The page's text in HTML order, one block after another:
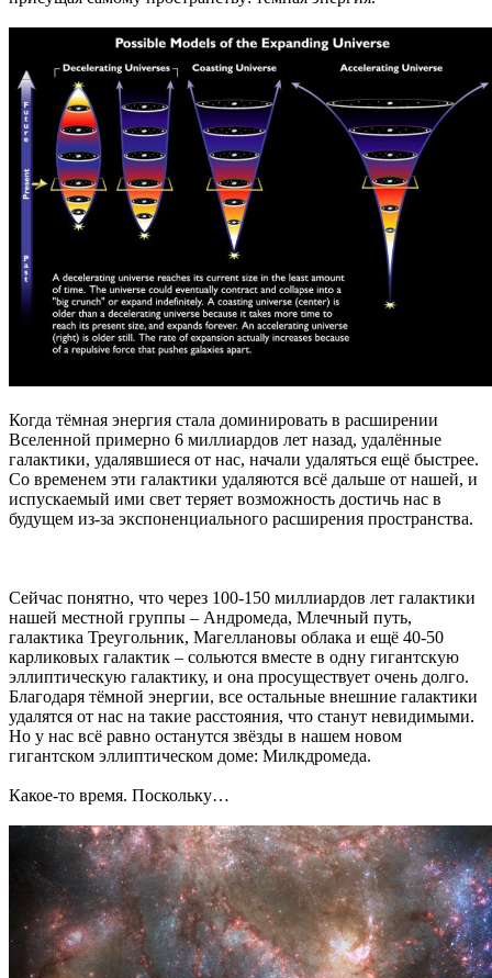
Когда тёмная энергия стала доминировать в расширении
Вселенной примерно 6 миллиардов лет назад, удалённые
галактики, удалявшиеся от нас, начали удаляться ещё быстрее.
Со временем эти галактики удаляются всё дальше от нашей, и
испускаемый ими свет теряет возможность достичь нас в
будущем из-за экспоненциального расширения пространства.
Сейчас понятно, что через 100-150 миллиардов лет галактики
нашей местной группы – Андромеда, Млечный путь,
галактика Треугольник, Магеллановы облака и ещё 40-50
карликовых галактик – сольются вместе в одну гигантскую
эллиптическую галактику, и она просуществует очень долго.
Благодаря тёмной энергии, все остальные внешние галактики
удалятся от нас на такие расстояния, что станут невидимыми.
Но у нас всё равно останутся звёзды в нашем новом
гигантском эллиптическом доме: Милкдромеда.
Какое-то время. Поскольку…